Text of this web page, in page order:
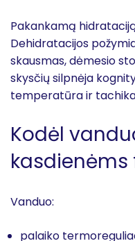
Pakankamą
Dehidratacijos
skausmas, dėmesio
skysčių silpnėja
temperatūra ir
Kodėl
Vanduo:
palaiko